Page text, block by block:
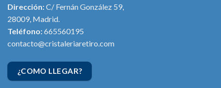
Dirección:C/ Fernán González 59,
28009, Madrid.
Teléfono:665560195
contacto@cristaleriaretiro.com
¿COMO LLEGAR?